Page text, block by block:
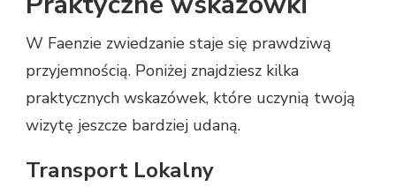
W Faenzie zwiedzanie staje się prawdziwą
przyjemnością. Poniżej znajdziesz kilka
praktycznych wskazówek, które uczynią twoją
wizytę jeszcze bardziej udaną.
Transport Lokalny